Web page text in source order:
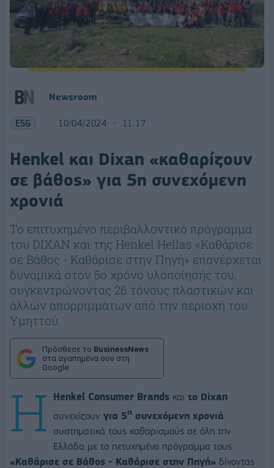
Newsroom
ESG 10/04/2024 11:17
Henkel και Dixan «καθαρίζουν
σε βάθος» για 5η συνεχόμενη
χρονιά
Το επιτυχημένο περιβαλλοντικό πρόγραμμα
του DIXAN και της Henkel Hellas «Καθάρισε
σε Βάθος - Καθάρισε στην Πηγή» επανέρχεται
δυναμικά στον 5o χρόνο υλοποίησής του,
συγκεντρώνοντας 26 τόνους πλαστικών και
άλλων απορριμμάτων από την περιοχή του
Υμηττού.
Πρόσθεσε το BusinessNews
στα αγαπημένα σου στη
Google
Η Henkel Consumer Brands και το Dixan
συνεχίζουν για 5η συνεχόμενη χρονιά
συστηματικά τους καθαρισμούς σε όλη την
Ελλάδα με το πετυχημένο πρόγραμμα τους
«Καθάρισε σε Βάθος - Καθάρισε στην Πηγή» δίνοντας